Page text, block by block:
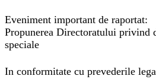
Eveniment important de raportat:
Propunerea Directoratului privind
speciale
In conformitate cu prevederile